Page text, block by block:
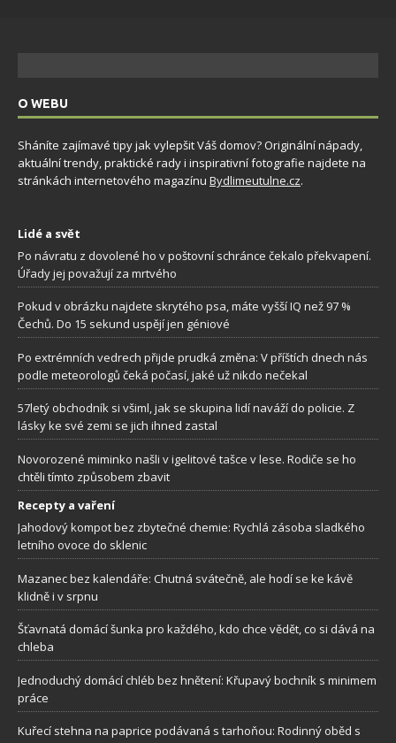
O WEBU
Sháníte zajímavé tipy jak vylepšit Váš domov? Originální nápady,
aktuální trendy, praktické rady i inspirativní fotografie najdete na
stránkách internetového magazínu Bydlimeutulne.cz.
Lidé a svět
Po návratu z dovolené ho v poštovní schránce čekalo překvapení.
Úřady jej považují za mrtvého
Pokud v obrázku najdete skrytého psa, máte vyšší IQ než 97 %
Čechů. Do 15 sekund uspějí jen géniové
Po extrémních vedrech přijde prudká změna: V příštích dnech nás
podle meteorologů čeká počasí, jaké už nikdo nečekal
57letý obchodník si všiml, jak se skupina lidí naváží do policie. Z
lásky ke své zemi se jich ihned zastal
Novorozené miminko našli v igelitové tašce v lese. Rodiče se ho
chtěli tímto způsobem zbavit
Recepty a vaření
Jahodový kompot bez zbytečné chemie: Rychlá zásoba sladkého
letního ovoce do sklenic
Mazanec bez kalendáře: Chutná svátečně, ale hodí se ke kávě
klidně i v srpnu
Šťavnatá domácí šunka pro každého, kdo chce vědět, co si dává na
chleba
Jednoduchý domácí chléb bez hnětení: Křupavý bochník s minimem
práce
Kuřecí stehna na paprice podávaná s tarhoňou: Rodinný oběd s